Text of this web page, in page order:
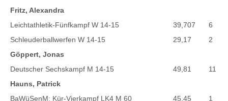
Fritz, Alexandra
Leichtathletik-Fünfkampf W 14-15
39,707
6
Schleuderballwerfen W 14-15
29,17
2
Göppert, Jonas
Deutscher Sechskampf M 14-15
49,81
11
Hauns, Patrick
BaWüSenM: Kür-Vierkampf LK4 M 60
45,45
1